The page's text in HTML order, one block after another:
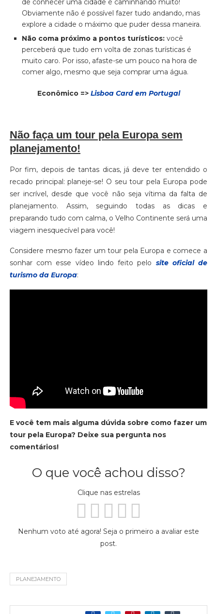
de conhecer uma cidade é caminhando muito!
Obviamente não é possível fazer tudo andando, mas
explore a cidade o máximo que puder dessa maneira.
Não coma próximo a pontos turísticos: você
perceberá que tudo em volta de zonas turísticas é
muito caro. Por isso, afaste-se um pouco na hora de
comer algo, mesmo que seja comprar uma água.
Econômico => Lisboa Card em Portugal
Não faça um tour pela Europa sem
planejamento!
Por fim, depois de tantas dicas, já deve ter entendido o
recado principal: planeje-se! O seu tour pela Europa pode
ser incrível, desde que você não seja vítima da falta de
planejamento. Assim, seguindo todas as dicas e
preparando tudo com calma, o Velho Continente será uma
viagem inesquecível para você!
Considere mesmo fazer um tour pela Europa e comece a
sonhar com esse vídeo lindo feito pelo site oficial de
turismo da Europa:
E você tem mais alguma dúvida sobre como fazer um
tour pela Europa? Deixe sua pergunta nos
comentários!
O que você achou disso?
Clique nas estrelas
Nenhum voto até agora! Seja o primeiro a avaliar este
post.
PLANEJAMENTO